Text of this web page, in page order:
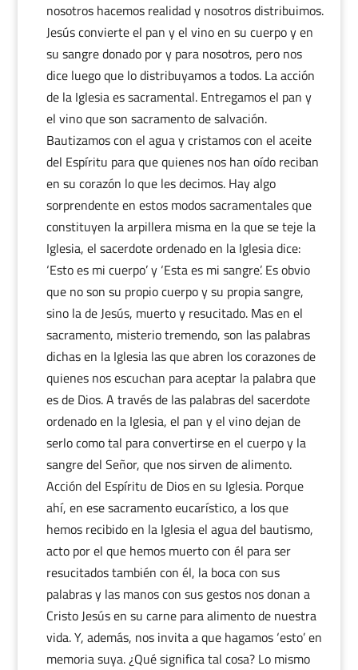
nosotros hacemos realidad y nosotros distribuimos.
Jesús convierte el pan y el vino en su cuerpo y en
su sangre donado por y para nosotros, pero nos
dice luego que lo distribuyamos a todos. La acción
de la Iglesia es sacramental. Entregamos el pan y
el vino que son sacramento de salvación.
Bautizamos con el agua y cristamos con el aceite
del Espíritu para que quienes nos han oído reciban
en su corazón lo que les decimos. Hay algo
sorprendente en estos modos sacramentales que
constituyen la arpillera misma en la que se teje la
Iglesia, el sacerdote ordenado en la Iglesia dice:
‘Esto es mi cuerpo’ y ‘Esta es mi sangre’. Es obvio
que no son su propio cuerpo y su propia sangre,
sino la de Jesús, muerto y resucitado. Mas en el
sacramento, misterio tremendo, son las palabras
dichas en la Iglesia las que abren los corazones de
quienes nos escuchan para aceptar la palabra que
es de Dios. A través de las palabras del sacerdote
ordenado en la Iglesia, el pan y el vino dejan de
serlo como tal para convertirse en el cuerpo y la
sangre del Señor, que nos sirven de alimento.
Acción del Espíritu de Dios en su Iglesia. Porque
ahí, en ese sacramento eucarístico, a los que
hemos recibido en la Iglesia el agua del bautismo,
acto por el que hemos muerto con él para ser
resucitados también con él, la boca con sus
palabras y las manos con sus gestos nos donan a
Cristo Jesús en su carne para alimento de nuestra
vida. Y, además, nos invita a que hagamos ‘esto’ en
memoria suya. ¿Qué significa tal cosa? Lo mismo